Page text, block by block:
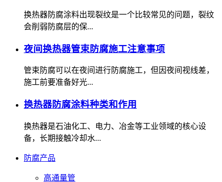
换热器防腐涂料出现裂纹是一个比较常见的问题，裂纹
会削弱防腐层的保...
夜间换热器管束防腐施工注意事项
管束防腐可以在夜间进行防腐施工，但因夜间视线差，
施工前要准备好光...
换热器防腐涂料种类和作用
换热器是石油化工、电力、冶金等工业领域的核心设
备，长期接触冷却水...
防腐产品
高通量管